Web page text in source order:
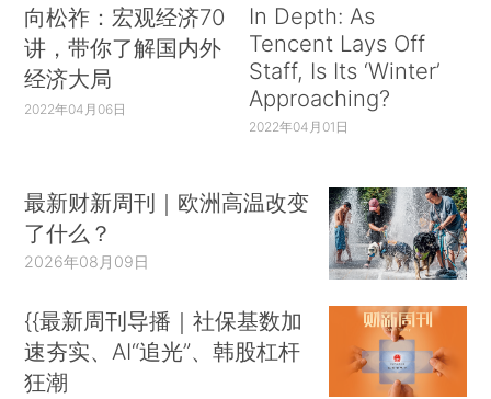
向松祚：宏观经济70
讲，带你了解国内外
经济大局
2022年04月06日
In Depth: As
Tencent Lays Off
Staff, Is Its ‘Winter’
Approaching?
2022年04月01日
最新财新周刊｜欧洲高温改变
了什么？
2026年08月09日
{{最新周刊导播｜社保基数加
速夯实、AI“追光”、韩股杠杆
狂潮